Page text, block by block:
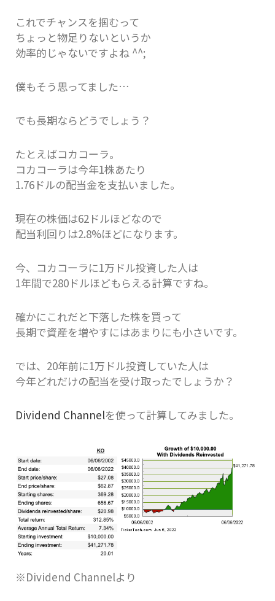
これでチャンスを掴むって
ちょっと物足りないというか
効率的じゃないですよね ^^;
僕もそう思ってました…
でも長期ならどうでしょう？
たとえばコカコーラ。
コカコーラは今年1株あたり
1.76ドルの配当金を支払いました。
現在の株価は62ドルほどなので
配当利回りは2.8%ほどになります。
今、コカコーラに1万ドル投資した人は
1年間で280ドルほどもらえる計算ですね。
確かにこれだと下落した株を買って
長期で資産を増やすにはあまりにも小さいです。
では、20年前に1万ドル投資していた人は
今年どれだけの配当を受け取ったでしょうか？
Dividend Channelを使って計算してみました。
※Dividend Channelより